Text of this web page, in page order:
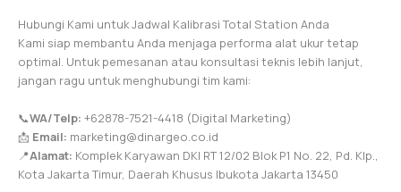
Hubungi Kami untuk Jadwal Kalibrasi Total Station Anda
Kami siap membantu Anda menjaga performa alat ukur tetap
optimal. Untuk pemesanan atau konsultasi teknis lebih lanjut,
jangan ragu untuk menghubungi tim kami:
📞WA/Telp: +62878-7521-4418 (Digital Marketing)
📩 Email: marketing@dinargeo.co.id
📍Alamat: Komplek Karyawan DKI RT 12/02 Blok P1 No. 22, Pd. Klp.,
Kota Jakarta Timur, Daerah Khusus Ibukota Jakarta 13450